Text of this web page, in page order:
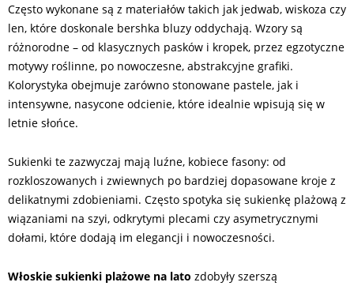
Często wykonane są z materiałów takich jak jedwab, wiskoza czy
len, które doskonale bershka bluzy oddychają. Wzory są
różnorodne – od klasycznych pasków i kropek, przez egzotyczne
motywy roślinne, po nowoczesne, abstrakcyjne grafiki.
Kolorystyka obejmuje zarówno stonowane pastele, jak i
intensywne, nasycone odcienie, które idealnie wpisują się w
letnie słońce.
Sukienki te zazwyczaj mają luźne, kobiece fasony: od
rozkloszowanych i zwiewnych po bardziej dopasowane kroje z
delikatnymi zdobieniami. Często spotyka się sukienkę plażową z
wiązaniami na szyi, odkrytymi plecami czy asymetrycznymi
dołami, które dodają im elegancji i nowoczesności.
Włoskie sukienki plażowe na lato zdobyły szerszą